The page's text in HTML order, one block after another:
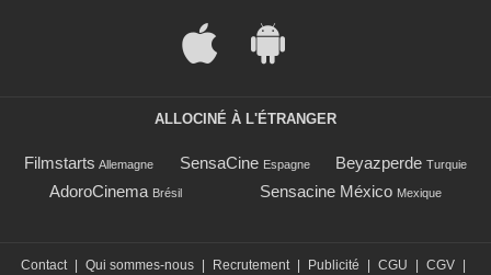
ALLOCINÉ À L'ÉTRANGER
Filmstarts Allemagne SensaCine Espagne Beyazperde Turquie
AdoroCinema Brésil Sensacine México Mexique
Contact Qui sommes-nous Recrutement Publicité CGU CGV